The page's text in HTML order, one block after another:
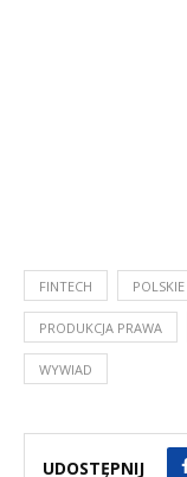
FINTECH
PRODUKCJA PRAWA
WYWIAD
UDOSTĘPNIJ